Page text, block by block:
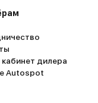
дилера
Autospot